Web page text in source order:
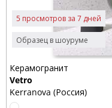
Образец в шоуруме
5 просмотров за 7 дней
Керамогранит
Vetro
Kerranova (Россия)